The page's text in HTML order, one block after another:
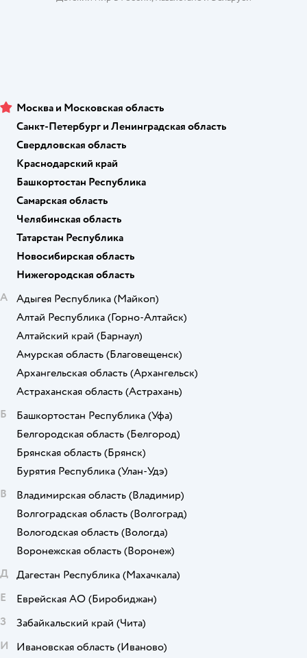
Москва и Московская область
Санкт-Петербург и Ленинградская область
Свердловская область
Краснодарский край
Башкортостан Республика
Самарская область
Челябинская область
Татарстан Республика
Новосибирская область
Нижегородская область
А
Адыгея Республика (Майкоп)
Алтай Республика (Горно-Алтайск)
Алтайский край (Барнаул)
Амурская область (Благовещенск)
Архангельская область (Архангельск)
Астраханская область (Астрахань)
Б
Башкортостан Республика (Уфа)
Белгородская область (Белгород)
Брянская область (Брянск)
Бурятия Республика (Улан-Удэ)
В
Владимирская область (Владимир)
Волгоградская область (Волгоград)
Вологодская область (Вологда)
Воронежская область (Воронеж)
Д Дагестан Республика (Махачкала)
Е
Еврейская АО (Биробиджан)
З
Забайкальский край (Чита)
И
Ивановская область (Иваново)